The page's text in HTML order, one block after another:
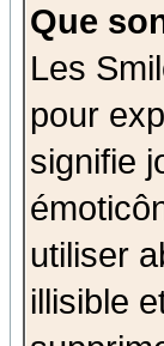
Que
Les
pour
signifie
utiliser
illisible